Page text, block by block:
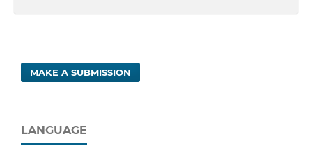
MAKE A SUBMISSION
LANGUAGE